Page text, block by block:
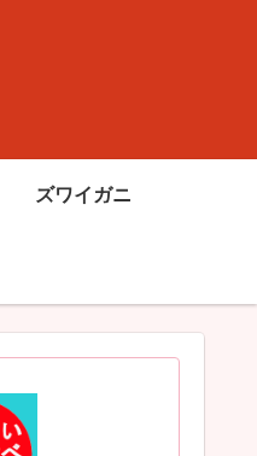
ズワイガニ